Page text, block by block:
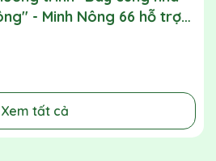
sức đề kháng
tượng: trẻ em, người cao tuổi,
cần chế độ dinh dưỡng an
dụng
- Minh Nông 66 hỗ trợ
Xem tất cả